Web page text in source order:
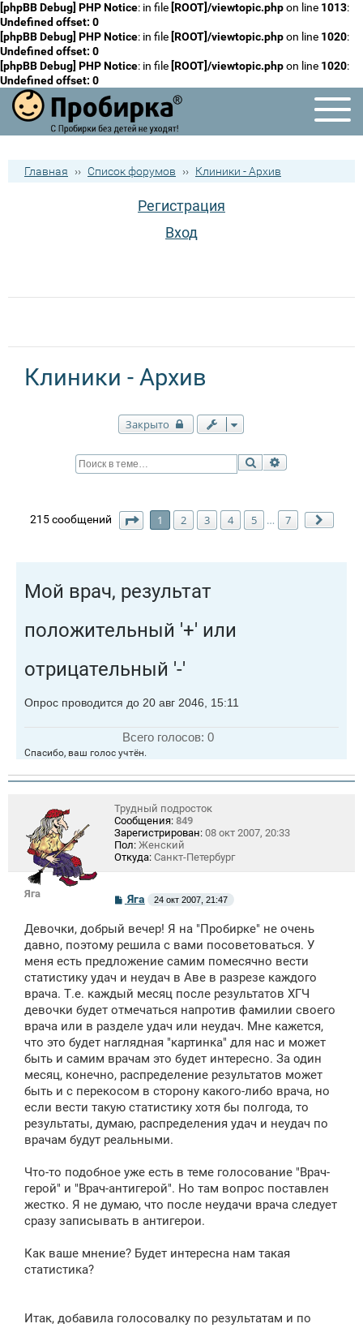
[phpBB Debug] PHP Notice: in file [ROOT]/viewtopic.phpon line 1013:
Undefined offset: 0
[phpBB Debug] PHP Notice: in file [ROOT]/viewtopic.phpon line 1020:
Undefined offset: 0
[phpBB Debug] PHP Notice: in file [ROOT]/viewtopic.phpon line 1020:
Undefined offset: 0
Главная ›› Список форумов ›› Клиники - Архив
Регистрация
Вход
Клиники - Архив
Закрыто
Поиск
215 сообщений Страница из
1 2 3 4 5 … 7
Мой врач, результат
положительный '+' или
отрицательный '-'
Опрос проводится до 20 авг 2046, 15:11
Всего голосов:0
Спасибо, ваш голос учтён.
Яга
Трудный подросток
Сообщения: 849
Зарегистрирован: 08 окт 2007, 20:33
Пол: Женский
Откуда: Санкт-Петербург
С
о
б
щ
н
и
е
Яга 24 окт 2007, 21:47
Девочки, добрый вечер! Я на "Пробирке" не очень
давно, поэтому решила с вами посоветоваться. У
меня есть предложение самим помесячно вести
статистику удач и неудач в Аве в разрезе каждого
врача. Т.е. каждый месяц после результатов ХГЧ
девочки будет отмечаться напротив фамилии своего
врача или в разделе удач или неудач. Мне кажется,
что это будет наглядная "картинка" для нас и может
быть и самим врачам это будет интересно. За один
месяц, конечно, распределение результатов может
быть и с перекосом в сторону какого-либо врача, но
если вести такую статистику хотя бы полгода, то
результаты, думаю, распределения удач и неудач по
врачам будут реальными.
Что-то подобное уже есть в теме голосование "Врач-
герой" и "Врач-антигерой". Но там вопрос поставлен
жестко. Я не думаю, что после неудачи врача следует
сразу записывать в антигерои.
Как ваше мнение? Будет интересна нам такая
статистика?
Итак, добавила голосовалку по результатам и по